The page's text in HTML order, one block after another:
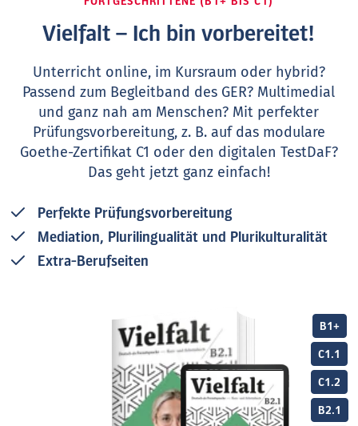
B1+
C1.1
C1.2
B2.1
Vielfalt – Ich bin vorbereitet!
Unterricht online, im Kursraum oder hybrid?
Passend zum Begleitband des GER? Multimedial
und ganz nah am Menschen? Mit perfekter
Prüfungsvorbereitung, z. B. auf das modulare
Goethe-Zertifikat C1 oder den digitalen TestDaF?
Das geht jetzt ganz einfach!
Perfekte Prüfungsvorbereitung
Mediation, Plurilingualität und Plurikulturalität
Extra-Berufseiten